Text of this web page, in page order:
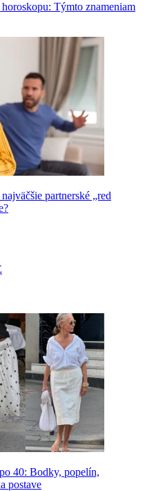
Týmto znameniam
partnerské „red
40: Bodky, popelín,
postave